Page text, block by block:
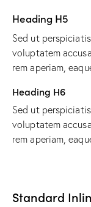
Heading H5
Sed ut
voluptatem
rem aperiam,
Heading H6
Sed ut
voluptatem
rem aperiam,
Standard